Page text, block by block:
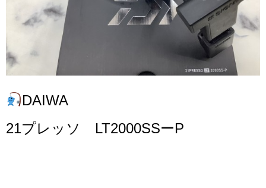
DAIWA
21プレッソ LT2000SSーP